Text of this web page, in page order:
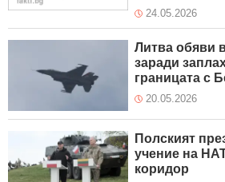
24.05.2026
Литва обяви
заради
границата с
20.05.2026
Полският
учение на
коридор